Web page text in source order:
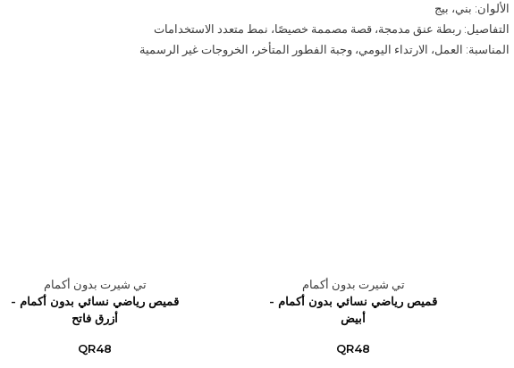
الألوان: بني، بيج
التفاصيل: ربطة عنق مدمجة، قصة مصممة خصيصًا، نمط متعدد الاستخدامات
المناسبة: العمل، الارتداء اليومي، وجبة الفطور المتأخر، الخروجات غير الرسمية
تي شيرت بدون أكمام
قميص رياضي نسائي بدون أكمام -
أبيض
QR48
تي شيرت بدون أكمام
قميص رياضي نسائي بدون أكمام -
أزرق فاتح
QR48